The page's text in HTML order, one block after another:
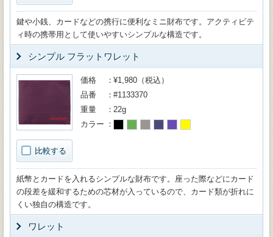
鍵や小銭、カードなどの携行に便利なミニ財布です。アクティビテ
ィ時の携帯用として使いやすいシンプルな構造です。
シンプル フラットワレット
比較する
価格
¥1,980（税込）
品番
#1133370
重量
22g
カラー
紙幣とカードを入れるシンプルな財布です。座った際などにカード
の段差を緩和するための芯材が入っているので、カード類が折れに
くい独自の構造です。
ワレット